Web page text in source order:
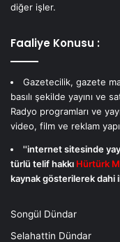
diğer işler.
Faaliye Konusu :
Gazetecilik, gazete
basılı şekilde yayını ve
Radyo programları ve
video, film ve reklam
''internet sitesinde
türlü telif hakkı Hürtürk
kaynak gösterilerek dahi
Songül Dündar
Selahattin Dündar